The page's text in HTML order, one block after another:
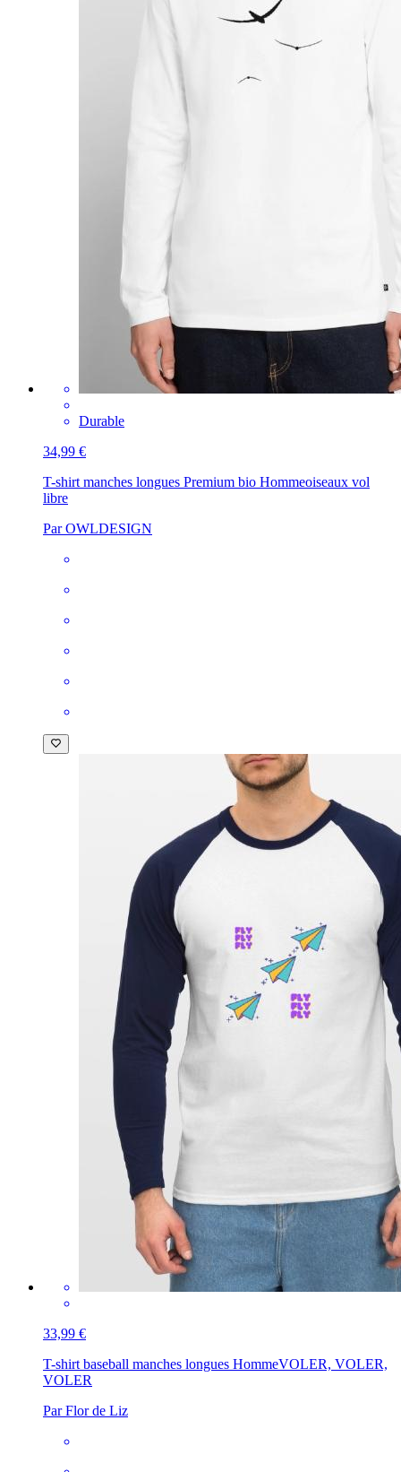
Durable
34,99 €
T-shirt manches longues Premium bio Hommeoiseaux vol
libre
Par OWLDESIGN
33,99 €
T-shirt baseball manches longues HommeVOLER, VOLER,
VOLER
Par Flor de Liz